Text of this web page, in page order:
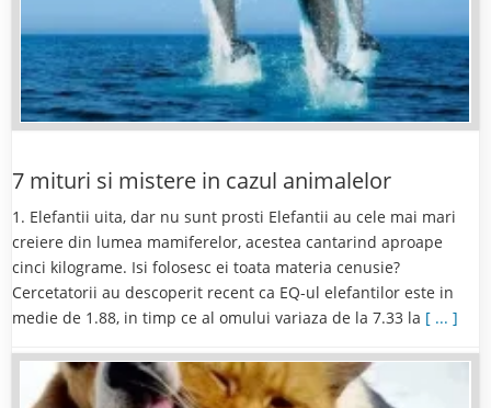
7 mituri si mistere in cazul animalelor
1. Elefantii uita, dar nu sunt prosti Elefantii au cele mai mari
creiere din lumea mamiferelor, acestea cantarind aproape
cinci kilograme. Isi folosesc ei toata materia cenusie?
Cercetatorii au descoperit recent ca EQ-ul elefantilor este in
medie de 1.88, in timp ce al omului variaza de la 7.33 la [ ... ]